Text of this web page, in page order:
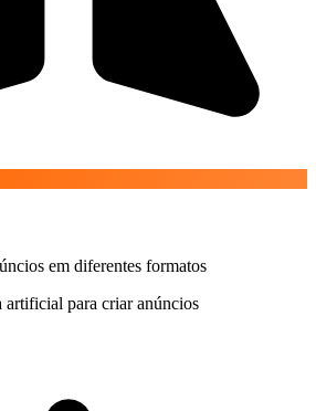
em diferentes formatos
artificial para criar anúncios